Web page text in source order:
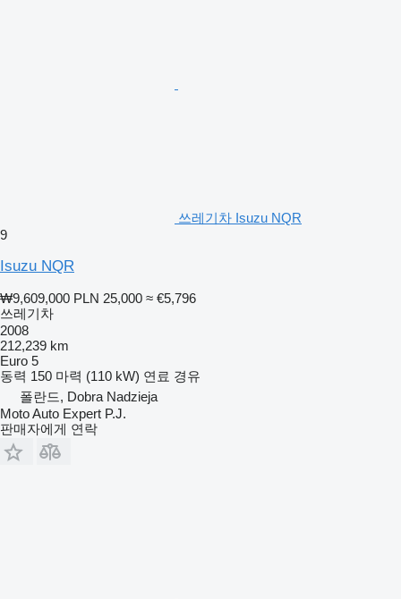
쓰레기차 Isuzu NQR
9
Isuzu NQR
₩9,609,000 PLN 25,000 ≈ €5,796
쓰레기차
2008
212,239 km
Euro 5
동력 150 마력 (110 kW) 연료 경유
폴란드, Dobra Nadzieja
Moto Auto Expert P.J.
판매자에게 연락